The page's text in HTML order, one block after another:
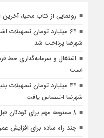
رونمایی از کتاب محیا،
۶۴ میلیارد تومان تسهیلات
شهرضا پرداخت شد
اشتغال و سرمایه‌گذاری خط
است
۴۴ میلیارد تومان
شهرضا اختصاص یافت
۸ ممنوعه مهم برای کودکان قبل از خواب
چند راه ساده برای افزایش